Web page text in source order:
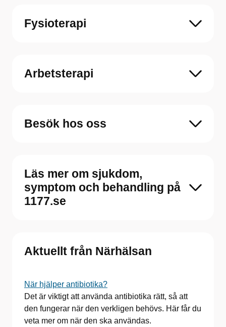
Fysioterapi
Arbetsterapi
Besök hos oss
Läs mer om sjukdom,
symptom och behandling på
1177.se
Aktuellt från Närhälsan
När hjälper antibiotika?
Det är viktigt att använda antibiotika rätt, så att
den fungerar när den verkligen behövs. Här får du
veta mer om när den ska användas.